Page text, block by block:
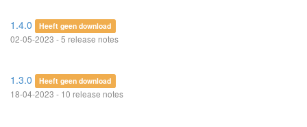
1.4.0 Heeft geen download
02-05-2023 - 5 release notes
1.3.0 Heeft geen download
18-04-2023 - 10 release notes